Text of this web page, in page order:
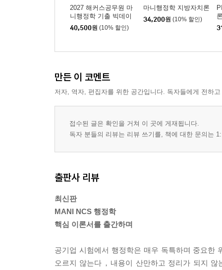
01 조직의 이해
UNIT 1 조직구조의 고전적 원리
UNIT 5 관료제이론
UNIT 6 탈관료제 모형
UNIT 9 공기업
03 조직의 관리
UNIT 1 권력
UNIT 2 리더십
UNIT 4 갈등관리
UNIT 5 행정참여
2027 해커스공무원 마
니행정학 기출 빅데이
터
40,500원 (10% 할인)
마니행정학 지방자치론
34,200원 (10% 할인)
만든 이 코멘트
저자, 역자, 편집자를 위한 공간입니다. 독자들에게 전하
접수된 글은 확인을 거쳐 이 곳에 게재됩니다.
독자 분들의 리뷰는 리뷰 쓰기를, 책에 대한 문의는
출판사 리뷰
최신판
MANI NCS 행정학
핵심 이론서를 출간하며
공기업 시험에서 행정학은 매우 독특하며 중요한
오르지 않는다，내용이 산만하고 정리가 되지 않